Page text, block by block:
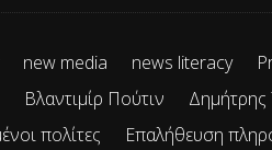
new media news literacy
Βλαντιμίρ Πούτιν Δημήτρης
πολίτες Επαλήθευση